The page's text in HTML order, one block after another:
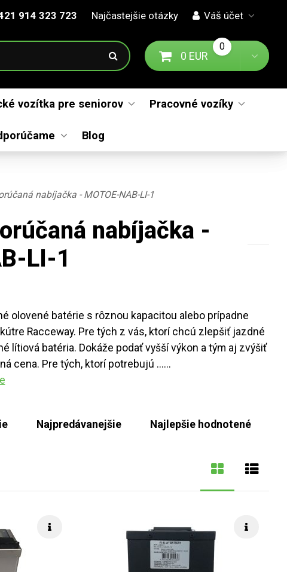
914 323 723 Najčastejšie otázky Váš účet
Prejsť na košík
0 EUR
0
vozítka pre seniorov Pracovné vozíky
Blog
nabíjačka - MOTOE-NAB-LI-1
nabíjačka -
LI-1
olovené batérie s rôznou kapacitou alebo prípadne
Racceway. Pre tých z vás, ktorí chcú zlepšiť jazdné
lítiová batéria. Dokáže podať vyšší výkon a tým aj zvýšiť
cena. Pre tých, ktorí potrebujú ......
Najpredávanejšie Najlepšie hodnotené